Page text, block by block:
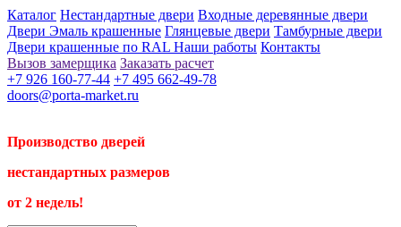
Каталог Нестандартные двери Входные деревянные двери
Двери Эмаль крашенные Глянцевые двери Тамбурные двери
Двери крашенные по RAL Наши работы Контакты
Вызов замерщика Заказать расчет
+7 926 160-77-44 +7 495 662-49-78
doors@porta-market.ru
Производство дверей
нестандартных размеров
от 2 недель!